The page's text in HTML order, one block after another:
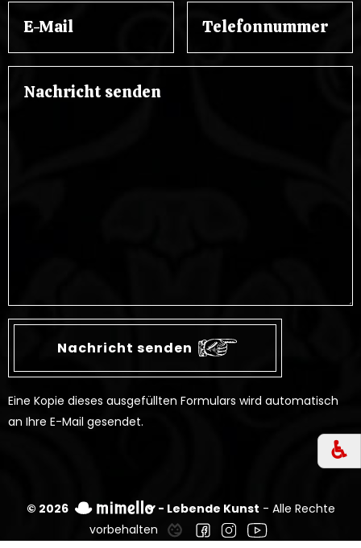
♿︎
Eine Kopie dieses ausgefüllten Formulars wird automatisch
an Ihre E-Mail gesendet.
© 2026 - Lebende Kunst - Alle Rechte
vorbehalten